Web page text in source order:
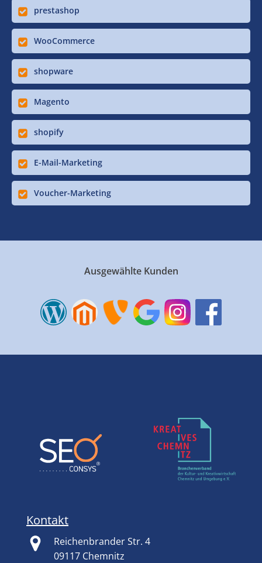
prestashop
WooCommerce
shopware
Magento
shopify
E-Mail-Marketing
Voucher-Marketing
Ausgewählte Kunden
Kontakt
Reichenbrander Str. 4
09117 Chemnitz